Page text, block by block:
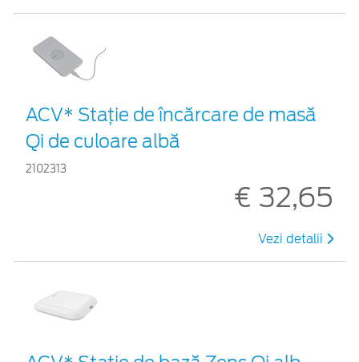
ACV* Stație de încărcare de masă
Qi de culoare albă
2102313
€ 32,65
Vezi detalii